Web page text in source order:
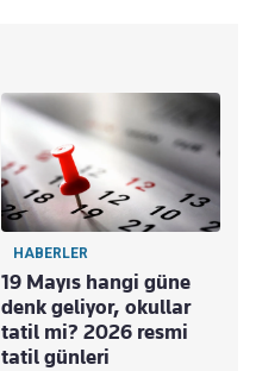
HABERLER
19 Mayıs hangi güne
denk geliyor, okullar
tatil mi? 2026 resmi
tatil günleri